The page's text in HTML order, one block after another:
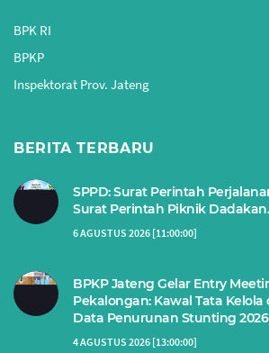
BPK RI
BPKP
Inspektorat Prov. Jateng
BERITA TERBARU
SPPD: Surat Perintah
Surat Perintah Piknik Dadakan.
6 AGUSTUS 2026 [11:00:00]
BPKP Jateng Gelar Entry
Pekalongan: Kawal Tata
Data Penurunan Stunting 2026
4 AGUSTUS 2026 [13:00:00]